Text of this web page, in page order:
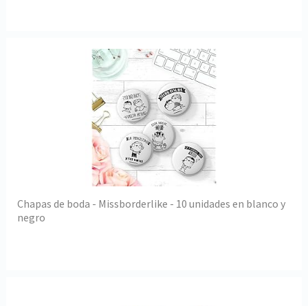
Chapas de boda - Missborderlike - 10 unidades en blanco y
negro